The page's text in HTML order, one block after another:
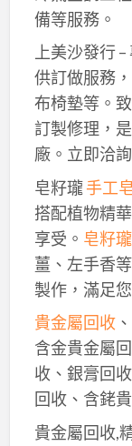
備等服務。
上美沙發行 –
供訂做服務
布椅墊等。
訂製修理，
廠。立即洽
皂籽瓏手工
搭配植物精
享受。 皂籽瓏
薑、左手香
製作，滿足
貴金屬回收
含金貴金屬
收、銀膏回
回收、含銠
貴金屬回收,